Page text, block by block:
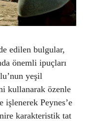
edilen bulgular,
önemli ipuçları
yeşil
kullanarak özenle
işlenerek Peynes’e
karakteristik tat